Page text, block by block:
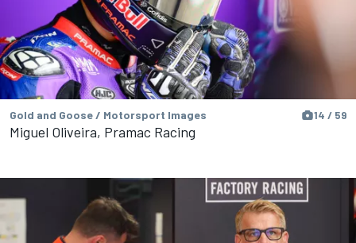
Gold and Goose / Motorsport Images 14 / 59
Miguel Oliveira, Pramac Racing